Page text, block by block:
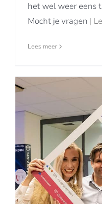
het wel weer eens
Mocht je vragen |
Lees meer